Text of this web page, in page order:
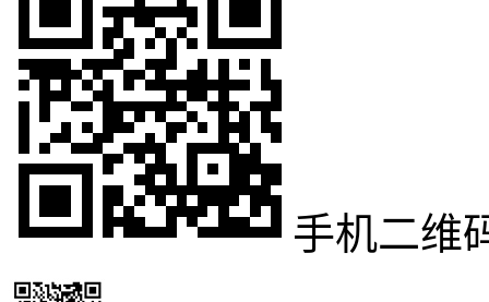
手机二维